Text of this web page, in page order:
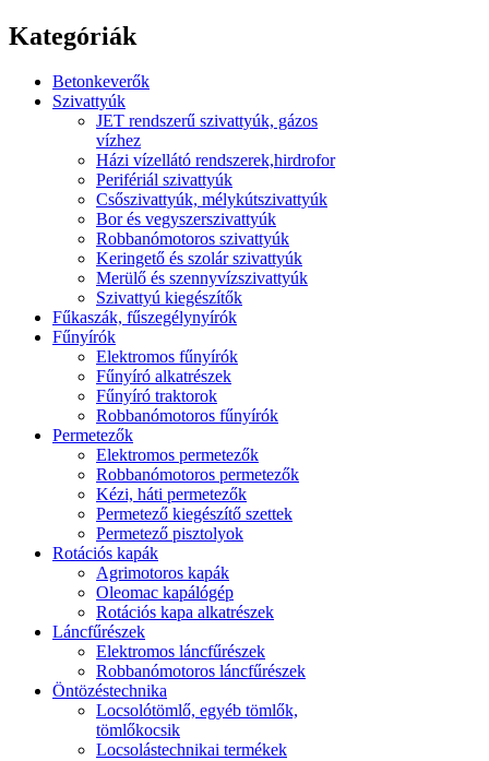
Kategóriák
Betonkeverők
Szivattyúk
JET rendszerű szivattyúk, gázos
vízhez
Házi vízellátó rendszerek,hirdrofor
Perifériál szivattyúk
Csőszivattyúk, mélykútszivattyúk
Bor és vegyszerszivattyúk
Robbanómotoros szivattyúk
Keringető és szolár szivattyúk
Merülő és szennyvízszivattyúk
Szivattyú kiegészítők
Fűkaszák, fűszegélynyírók
Fűnyírók
Elektromos fűnyírók
Fűnyíró alkatrészek
Fűnyíró traktorok
Robbanómotoros fűnyírók
Permetezők
Elektromos permetezők
Robbanómotoros permetezők
Kézi, háti permetezők
Permetező kiegészítő szettek
Permetező pisztolyok
Rotációs kapák
Agrimotoros kapák
Oleomac kapálógép
Rotációs kapa alkatrészek
Láncfűrészek
Elektromos láncfűrészek
Robbanómotoros láncfűrészek
Öntözéstechnika
Locsolótömlő, egyéb tömlők,
tömlőkocsik
Locsolástechnikai termékek